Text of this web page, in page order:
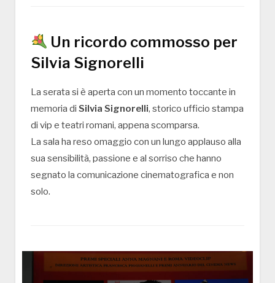
Un ricordo commosso per
Silvia Signorelli
La serata si è aperta con un momento toccante in
memoria di Silvia Signorelli, storico ufficio stampa
di vip e teatri romani, appena scomparsa.
La sala ha reso omaggio con un lungo applauso alla
sua sensibilità, passione e al sorriso che hanno
segnato la comunicazione cinematografica e non
solo.